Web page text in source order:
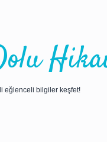
eğlenceli bilgiler keşfet!